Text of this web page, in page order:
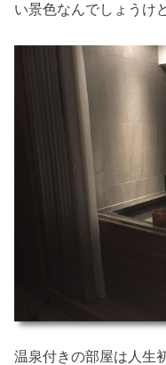
い景色なんでしょうけ
温泉付きの部屋は人生